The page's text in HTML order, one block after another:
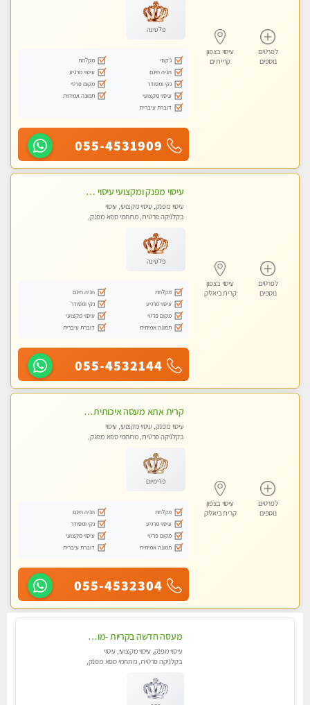
לפרטים
נוספים
עיסוי בצפון
קריית ים
פלטינה
ג'קוזי
מקלחת
חניה חינם
עיסוי מרגיע
נקי ומסודר
מקום פרטי
עיסוי מקצועי
תמונה אמיתית
דוברת עיברית
055-4531909
לפרטים
נוספים
עיסוי בצפון
קרית ביאליק
עיסוי מפנק ומקצועי עיסוי עם אבנים חמות. מעסה עם תעודות. טיפול מרגיע משחרר באווירה נעימה נקיה ומסודרת. יש חניה ומקלחת
עיסוי מפנק, עיסוי מקצועי, עיסוי
בקלניקה פרטית, מתחמי ספא מפנק,
פלטינה
מקלחת
חניה חינם
עיסוי מרגיע
נקי ומסודר
מקום פרטי
עיסוי מקצועי
תמונה אמיתית
דוברת עיברית
055-4532144
לפרטים
נוספים
עיסוי בצפון
קרית ביאליק
קרית אתא מעסה איכותית מקצועית ללא מין
עיסוי מפנק, עיסוי מקצועי, עיסוי
בקלניקה פרטית, מתחמי ספא מפנק,
פרימיום
מקלחת
חניה חינם
עיסוי מרגיע
נקי ומסודר
מקום פרטי
עיסוי מקצועי
תמונה אמיתית
דוברת עיברית
055-4532304
מעסה חדשה בקריות -מומלץ לחלוטין!! כל סוגי העיסויים מעסה מקצועית ואיכותית פרטי!! highly recommended..new in the city
עיסוי מפנק, עיסוי מקצועי, עיסוי
בקלניקה פרטית, מתחמי ספא מפנק,